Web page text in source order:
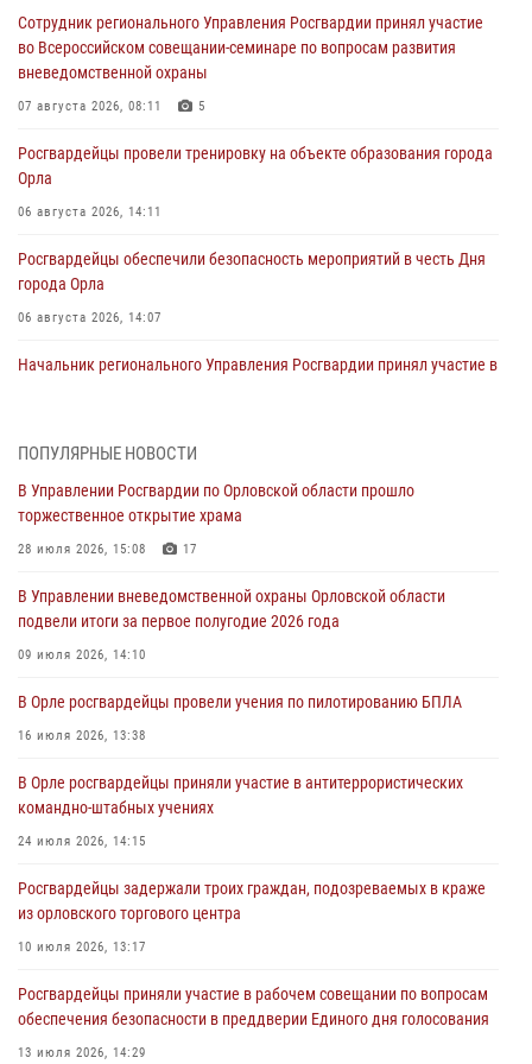
Сотрудник регионального Управления Росгвардии принял участие
во Всероссийском совещании-семинаре по вопросам развития
вневедомственной охраны
07 августа 2026, 08:11 5
Росгвардейцы провели тренировку на объекте образования города
Орла
06 августа 2026, 14:11
Росгвардейцы обеспечили безопасность мероприятий в честь Дня
города Орла
06 августа 2026, 14:07
Начальник регионального Управления Росгвардии принял участие в
первое полугодие
05 августа 2026, 13:12
совершении противоправных действий
04 августа 2026, 14:21
04 августа 2026, 14:06
предоставлении госуслуг
03 августа 2026, 14:30
ПОПУЛЯРНЫЕ НОВОСТИ
В Управлении Росгвардии по Орловской области прошло
торжественное открытие храма
28 июля 2026, 15:08 17
В Управлении вневедомственной охраны Орловской области
подвели итоги за первое полугодие 2026 года
09 июля 2026, 14:10
В Орле росгвардейцы провели учения по пилотированию БПЛА
16 июля 2026, 13:38
В Орле росгвардейцы приняли участие в антитеррористических
командно-штабных учениях
24 июля 2026, 14:15
Росгвардейцы задержали троих граждан, подозреваемых в краже
из орловского торгового центра
10 июля 2026, 13:17
Росгвардейцы приняли участие в рабочем совещании по вопросам
обеспечения безопасности в преддверии Единого дня голосования
13 июля 2026, 14:29